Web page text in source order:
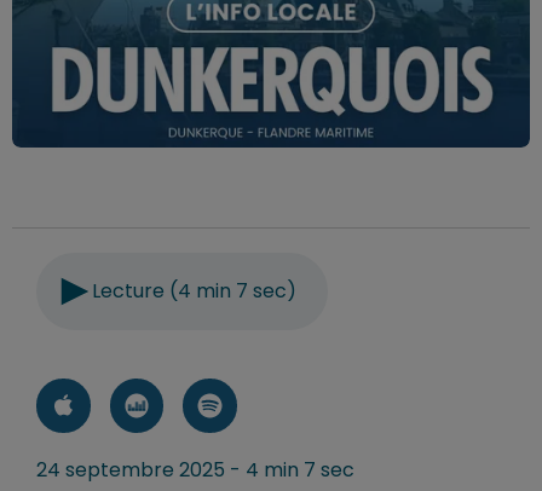
Lecture (4 min 7 sec)
24 septembre 2025 - 4 min 7 sec